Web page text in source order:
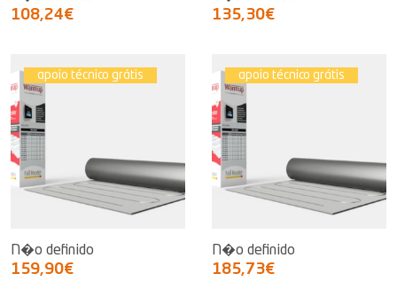
108,24€ 135,30€
apoio técnico grátis
N�o definido
159,90€
apoio técnico grátis
N�o definido
185,73€